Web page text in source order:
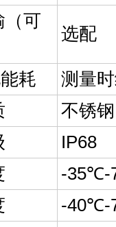
（可
选配
耗
测量
不锈
IP68
-35℃-
-40℃-